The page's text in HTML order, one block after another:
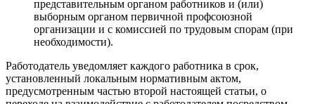
представительным органом работников и (или)
выборным органом первичной профсоюзной
организации и с комиссией по трудовым спорам (при
необходимости).
Работодатель уведомляет каждого работника в срок,
установленный локальным нормативным актом,
предусмотренным частью второй настоящей статьи, о